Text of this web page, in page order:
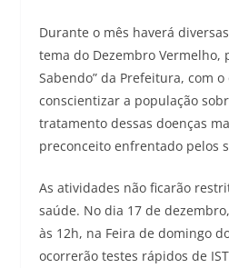
Durante o mês haverá
tema do Dezembro Vermelho,
Sabendo” da Prefeitura, com
conscientizar a população
tratamento dessas doenças
preconceito enfrentado pelos
As atividades não ficarão
saúde. No dia 17 de
às 12h, na Feira de domingo
ocorrerão testes rápidos de